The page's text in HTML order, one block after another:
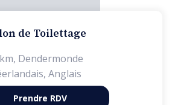
de Toilettage
, Dendermonde
Anglais
Prendre RDV